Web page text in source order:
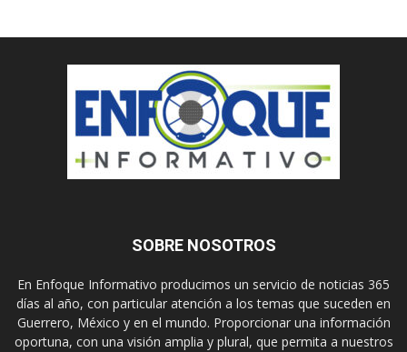
SOBRE NOSOTROS
En Enfoque Informativo producimos un servicio de noticias 365
días al año, con particular atención a los temas que suceden en
Guerrero, México y en el mundo. Proporcionar una información
oportuna, con una visión amplia y plural, que permita a nuestros